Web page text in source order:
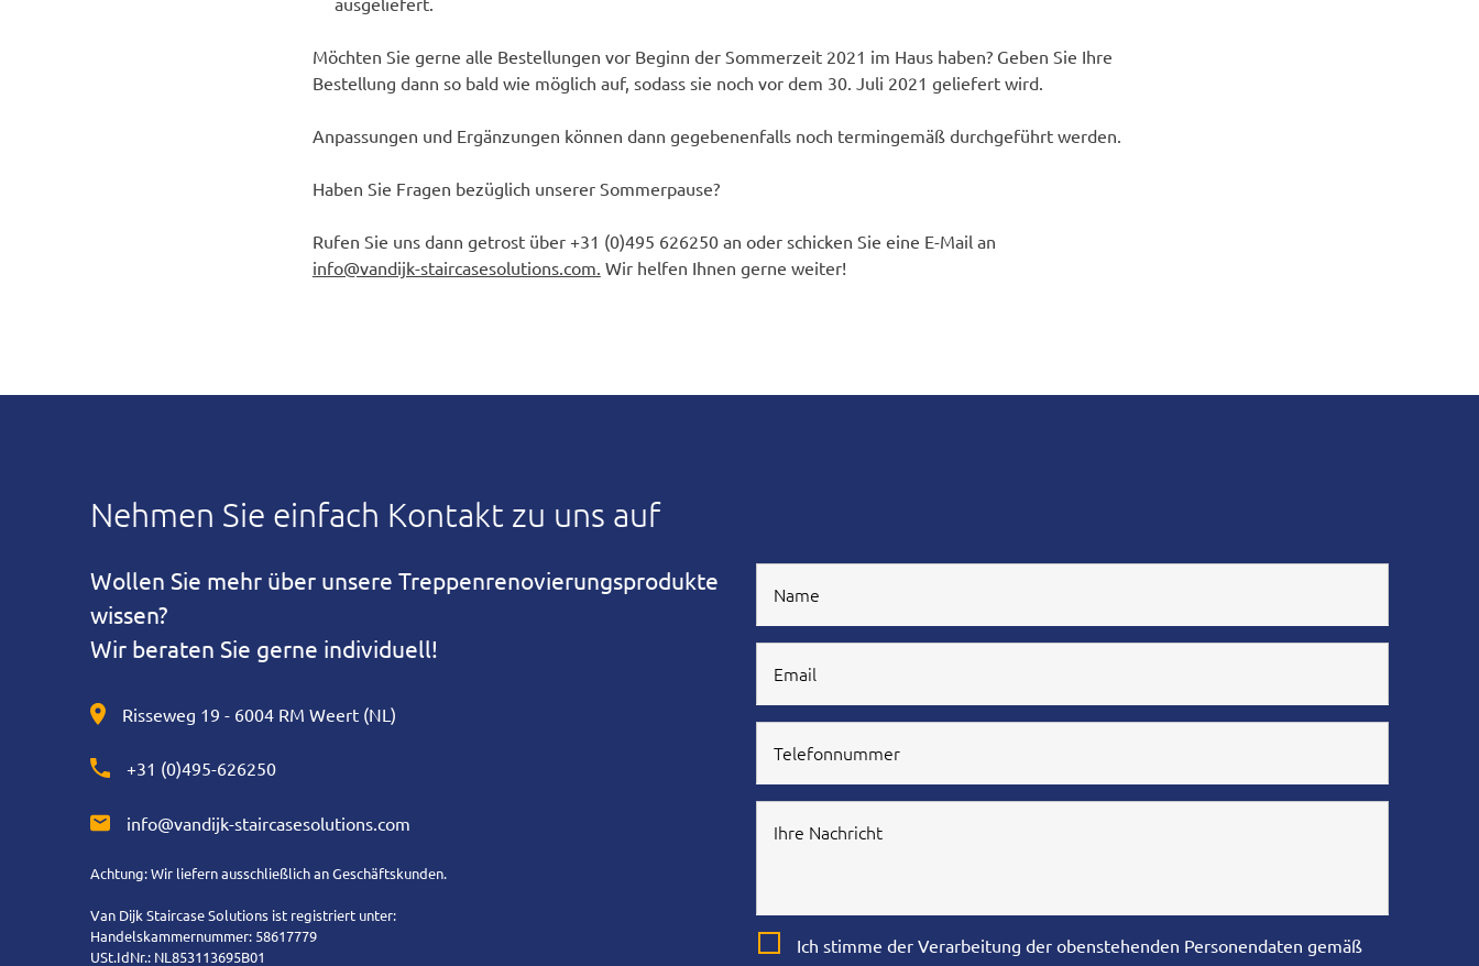
Möchten Sie gerne alle Bestellungen vor Beginn der Sommerzeit 2021 im Haus haben? Geben Sie Ihre
Bestellung dann so bald wie möglich auf, sodass sie noch vor dem 30. Juli 2021 geliefert wird.
Anpassungen und Ergänzungen können dann gegebenenfalls noch termingemäß durchgeführt werden.
Haben Sie Fragen bezüglich unserer Sommerpause?
Rufen Sie uns dann getrost über +31 (0)495 626250 an oder schicken Sie eine E-Mail an
info@vandijk-staircasesolutions.com. Wir helfen Ihnen gerne weiter!
Nehmen Sie einfach Kontakt zu uns auf
Wollen Sie mehr über unsere Treppenrenovierungsprodukte
wissen?
Wir beraten Sie gerne individuell!
Risseweg 19 - 6004 RM Weert (NL)
+31 (0)495-626250
info@vandijk-staircasesolutions.com
Achtung: Wir liefern ausschließlich an Geschäftskunden.
Van Dijk Staircase Solutions ist registriert unter:
Handelskammernummer: 58617779
USt.IdNr.: NL853113695B01
Ich stimme der Verarbeitung der obenstehenden Personendaten gemäß